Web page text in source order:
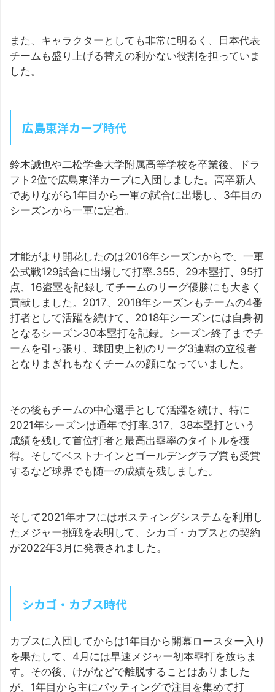
また、キャラクターとしても非常に明るく、日本代表
チームも盛り上げる替えの利かない役割を担っていま
した。
広島東洋カープ時代
鈴木誠也や二松学舎大学附属高等学校を卒業後、ドラ
フト2位で広島東洋カープに入団しました。高卒新人
でありながら1年目から一軍の試合に出場し、3年目の
シーズンから一軍に定着。
才能がより開花したのは2016年シーズンからで、一軍
公式戦129試合に出場して打率.355、29本塁打、95打
点、16盗塁を記録してチームのリーグ優勝にも大きく
貢献しました。2017、2018年シーズンもチームの4番
打者として活躍を続けて、2018年シーズンには自身初
となるシーズン30本塁打を記録。シーズン終了までチ
ームを引っ張り、球団史上初のリーグ3連覇の立役者
となりまぎれもなくチームの顔になっていました。
その後もチームの中心選手として活躍を続け、特に
2021年シーズンは通年で打率.317、38本塁打という
成績を残して首位打者と最高出塁率のタイトルを獲
得。そしてベストナインとゴールデングラブ賞も受賞
するなど球界でも随一の成績を残しました。
そして2021年オフにはポスティングシステムを利用し
たメジャー挑戦を表明して、シカゴ・カブスとの契約
が2022年3月に発表されました。
シカゴ・カブス時代
カブスに入団してからは1年目から開幕ロースター入り
を果たして、4月には早速メジャー初本塁打を放ちま
す。その後、けがなどで離脱することはありました
が、1年目から主にバッティングで注目を集めて打